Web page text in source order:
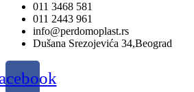
011 3468 581
011 2443 961
info@perdomoplast.rs
Dušana Srezojevića 34,Beograd